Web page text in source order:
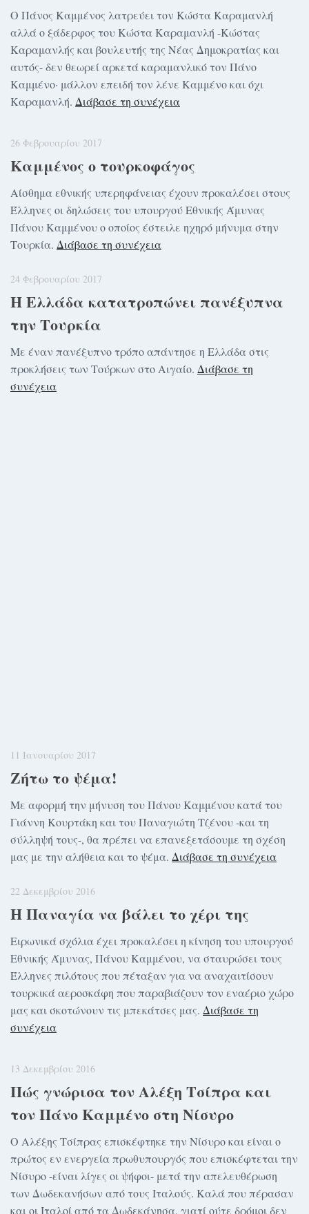
Ο Πάνος Καμμένος λατρεύει τον Κώστα Καραμανλή
αλλά ο ξάδερφος του Κώστα Καραμανλή -Κώστας
Καραμανλής και βουλευτής της Νέας Δημοκρατίας και
αυτός- δεν θεωρεί αρκετά καραμανλικό τον Πάνο
Καμμένο· μάλλον επειδή τον λένε Καμμένο και όχι
Καραμανλή. Διάβασε τη συνέχεια
26 Φεβρουαρίου 2017
Καμμένος ο τουρκοφάγος
Αίσθημα εθνικής υπερηφάνειας έχουν προκαλέσει στους
Έλληνες οι δηλώσεις του υπουργού Εθνικής Άμυνας
Πάνου Καμμένου ο οποίος έστειλε ηχηρό μήνυμα στην
Τουρκία. Διάβασε τη συνέχεια
24 Φεβρουαρίου 2017
Η Ελλάδα κατατροπώνει πανέξυπνα
την Τουρκία
Με έναν πανέξυπνο τρόπο απάντησε η Ελλάδα στις
προκλήσεις των Τούρκων στο Αιγαίο. Διάβασε τη
συνέχεια
11 Ιανουαρίου 2017
Ζήτω το ψέμα!
Με αφορμή την μήνυση του Πάνου Καμμένου κατά του
Γιάννη Κουρτάκη και του Παναγιώτη Τζένου -και τη
σύλληψή τους-, θα πρέπει να επανεξετάσουμε τη σχέση
μας με την αλήθεια και το ψέμα. Διάβασε τη συνέχεια
22 Δεκεμβρίου 2016
Η Παναγία να βάλει το χέρι της
Ειρωνικά σχόλια έχει προκαλέσει η κίνηση του υπουργού
Εθνικής Άμυνας, Πάνου Καμμένου, να σταυρώσει τους
Έλληνες πιλότους που πέταξαν για να αναχαιτίσουν
τουρκικά αεροσκάφη που παραβιάζουν τον εναέριο χώρο
μας και σκοτώνουν τις μπεκάτσες μας. Διάβασε τη
συνέχεια
13 Δεκεμβρίου 2016
Πώς γνώρισα τον Αλέξη Τσίπρα και
τον Πάνο Καμμένο στη Νίσυρο
Ο Αλέξης Τσίπρας επισκέφτηκε την Νίσυρο και είναι ο
πρώτος εν ενεργεία πρωθυπουργός που επισκέφτεται την
Νίσυρο -είναι λίγες οι ψήφοι- μετά την απελευθέρωση
των Δωδεκανήσων από τους Ιταλούς. Καλά που πέρασαν
και οι Ιταλοί από τα Δωδεκάνησα, γιατί ούτε δρόμοι δεν